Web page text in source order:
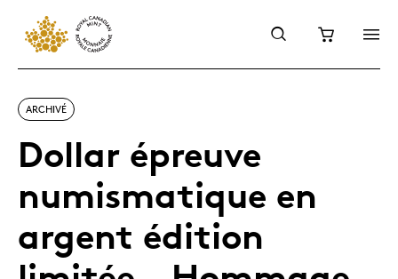
ARCHIVÉ
Dollar épreuve
numismatique en
argent édition